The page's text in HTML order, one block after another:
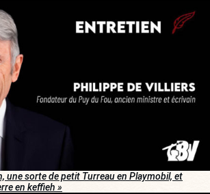
une sorte de petit Turreau en Playmobil, et
en keffieh »